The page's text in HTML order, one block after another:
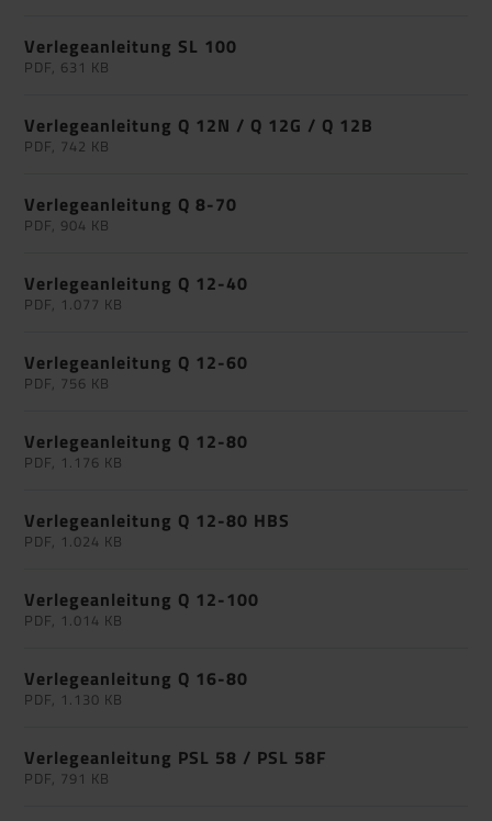
Verlegeanleitung SL 100
PDF, 631 KB
Verlegeanleitung Q 12N / Q 12G / Q 12B
PDF, 742 KB
Verlegeanleitung Q 8-70
PDF, 904 KB
Verlegeanleitung Q 12-40
PDF, 1.077 KB
Verlegeanleitung Q 12-60
PDF, 756 KB
Verlegeanleitung Q 12-80
PDF, 1.176 KB
Verlegeanleitung Q 12-80 HBS
PDF, 1.024 KB
Verlegeanleitung Q 12-100
PDF, 1.014 KB
Verlegeanleitung Q 16-80
PDF, 1.130 KB
Verlegeanleitung PSL 58 / PSL 58F
PDF, 791 KB